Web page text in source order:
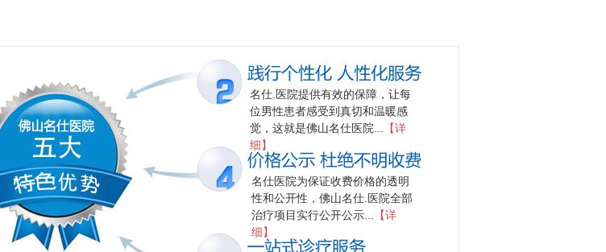
名仕.医院提供有效的保障，让每
位男性患者感受到真切和温暖感
觉，这就是佛山名仕医院...
【详
细】
名仕医院为保证收费价格的透明
性和公开性，佛山名仕.医院全部
治疗项目实行公开公示...
【详
细】